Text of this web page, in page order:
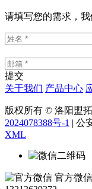
请填写您的需求，
提交
关于我们 产品中心
版权所有 © 洛阳盟
2024078388号-1 | 公
XML
官方微信